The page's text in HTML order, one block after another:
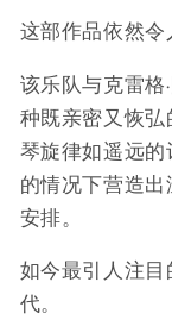
这部作品依然令
该乐队与克雷格
种既亲密又恢
琴旋律如遥远
的情况下营造
安排。
如今最引人注
代。